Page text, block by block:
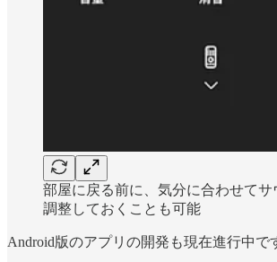
部屋に戻る前に、気分に合わせてサ
調整しておくことも可能
Android版のアプリの開発も現在進行中で